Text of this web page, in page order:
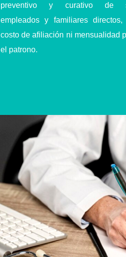
preventivo y curativo de
empleados y familiares directos,
costo de afiliación ni mensualidad
el patrono.